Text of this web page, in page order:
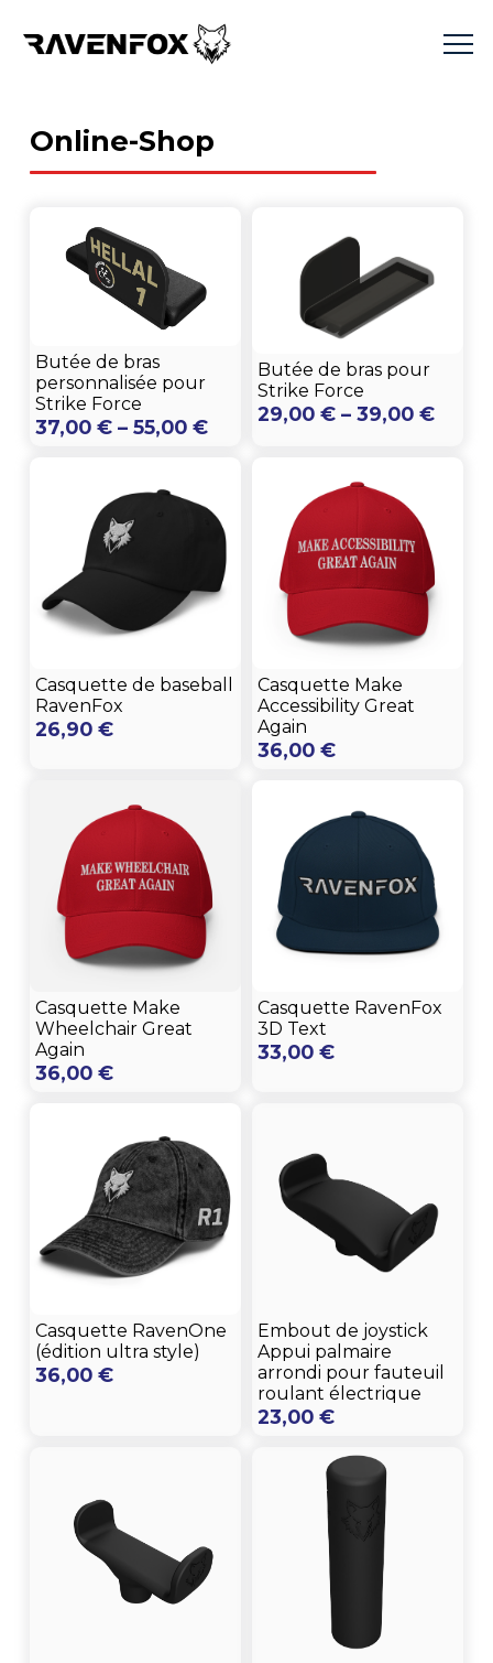
Online-Shop
Butée de bras
personnalisée pour
Strike Force
37,00 € – 55,00 €Preisspanne:
55,00 €
Butée de bras pour
Strike Force
29,00 € – 39,00 €
Casquette de baseball
RavenFox
26,90 €
Casquette Make
Accessibility Great
Again
36,00 €
Casquette Make
Wheelchair Great
Again
36,00 €
Casquette RavenFox
3D Text
33,00 €
Casquette RavenOne
(édition ultra style)
36,00 €
Embout de joystick
Appui palmaire
arrondi pour fauteuil
roulant électrique
23,00 €